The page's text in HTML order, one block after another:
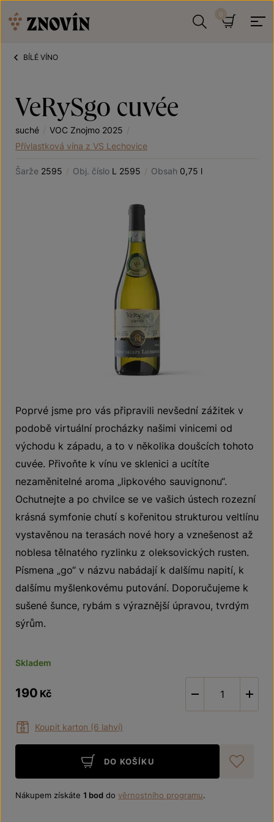
BÍLÉ VÍNO
VeRySgo cuvée
suché / VOC Znojmo 2025 /
Přívlastková vína z VS Lechovice
Šarže 2595 / Obj. číslo L 2595 / Obsah 0,75 l
Poprvé jsme pro vás připravili nevšední zážitek v
podobě virtuální procházky našimi vinicemi od
východu k západu, a to v několika doušcích tohoto
cuvée. Přivoňte k vínu ve sklenici a ucítíte
nezaměnitelné aroma „lipkového sauvignonu“.
Ochutnejte a po chvilce se ve vašich ústech rozezní
krásná symfonie chutí s kořenitou strukturou veltlínu
vystavěnou na terasách nové hory a vznešenost až
noblesa tělnatého ryzlinku z oleksovických rusten.
Písmena „go“ v názvu nabádají k dalšímu napití, k
dalšímu myšlenkovému putování. Doporučujeme k
sušené šunce, rybám s výraznější úpravou, tvrdým
sýrům.
Skladem
190 Kč
Koupit karton (6 lahví)
-
DO KOŠÍKU
Nákupem získáte 1 bod do věrnostního programu.